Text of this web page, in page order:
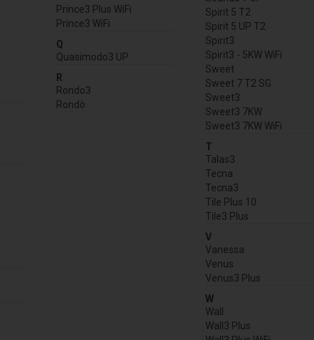
Prince3 Plus WiFi
Prince3 WiFi
Q
Quasimodo3 UP
R
Rondo3
Rondò
Spirit 5 T2
Spirit 5 UP T2
Spirit3
Spirit3 - 5KW WiFi
Sweet
Sweet 7 T2 SG
Sweet3
Sweet3 7KW
Sweet3 7KW WiFi
T
Talas3
Tecna
Tecna3
Tile Plus 10
Tile3 Plus
V
Vanessa
Venus
Venus3 Plus
W
Wall
Wall3 Plus